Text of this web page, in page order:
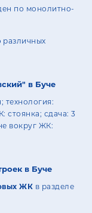
по монолитно-
различных
в Буче
технология:
стоянка; сдача: 3
вокруг ЖК:
в Буче
ЖК в разделе